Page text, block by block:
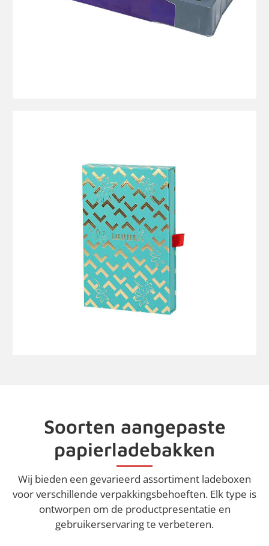
Soorten aangepaste
papierladebakken
Wij bieden een gevarieerd assortiment ladeboxen
voor verschillende verpakkingsbehoeften. Elk type is
ontworpen om de productpresentatie en
gebruikerservaring te verbeteren.